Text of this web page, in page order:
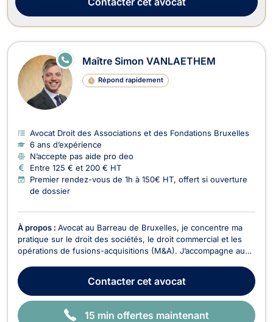
Maître Simon VANLAETHEM
Répond rapidement
E
N
LI
E
Avocat Droit des Associations et des Fondations Bruxelles
6 ans d’expérience
N’accepte pas aide pro deo
Entre 125 € et 200 € HT
Premier rendez-vous de 1h à 150€ HT, offert si ouverture
de dossier
À propos : Avocat au Barreau de Bruxelles, je concentre ma
pratique sur le droit des sociétés, le droit commercial et les
opérations de fusions-acquisitions (M&A). J’accompagne au
la structuration, le développement et la protection de leurs
activités. Je conseille et as...
Contactercet avocat
15 min offertes maintenant